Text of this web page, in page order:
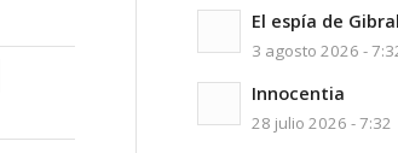
El espía de
3 agosto 2026 -
Innocentia
28 julio 2026 - 7:32